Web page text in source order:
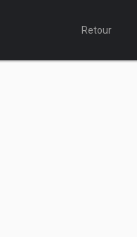
Retour